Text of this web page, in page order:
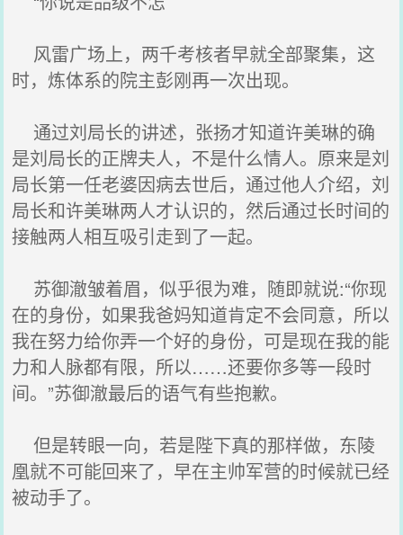
风雷广场上，两千考核者早就全部聚集，这
时，炼体系的院主彭刚再一次出现。
通过刘局长的讲述，张扬才知道许美琳的确
是刘局长的正牌夫人，不是什么情人。原来是刘
局长第一任老婆因病去世后，通过他人介绍，刘
局长和许美琳两人才认识的，然后通过长时间的
接触两人相互吸引走到了一起。
苏御澈皱着眉，似乎很为难，随即就说:“你现
在的身份，如果我爸妈知道肯定不会同意，所以
我在努力给你弄一个好的身份，可是现在我的能
力和人脉都有限，所以……还要你多等一段时
间。”苏御澈最后的语气有些抱歉。
但是转眼一向，若是陛下真的那样做，东陵
凰就不可能回来了，早在主帅军营的时候就已经
被动手了。